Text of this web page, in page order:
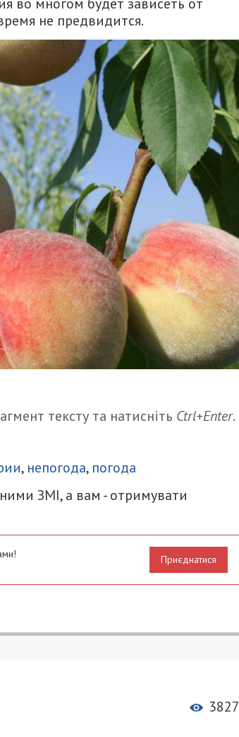
не предвидится.
тексту та натисніть Ctrl+Enter.
, непогода, погода
ЗМІ, а вам - отримувати
Приєднатися
3827